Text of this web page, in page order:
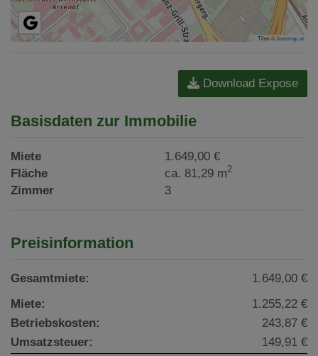
Tiles ©basemap.at
Download Expose
Basisdaten zur Immobilie
Miete
1.649,00 €
Fläche
ca. 81,29 m2
Zimmer 3
Preisinformation
Gesamtmiete:
1.649,00 €
Miete:
1.255,22 €
Betriebskosten:
243,87 €
Umsatzsteuer:
149,91 €